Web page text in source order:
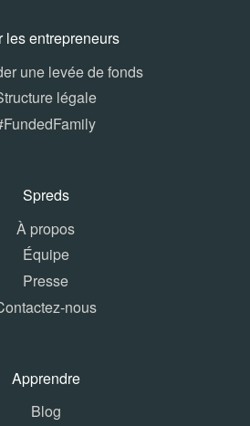
les entrepreneurs
une levée de fonds
légale
Spreds
À propos
Équipe
Presse
nous
Apprendre
Blog